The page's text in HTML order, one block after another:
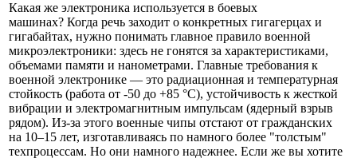
Какая же электроника используется в боевых
машинах? Когда речь заходит о конкретных гигагерцах и
гигабайтах, нужно понимать главное правило военной
микроэлектроники: здесь не гонятся за характеристиками,
объемами памяти и нанометрами. Главные требования к
военной электронике — это радиационная и температурная
стойкость (работа от -50 до +85 °C), устойчивость к жесткой
вибрации и электромагнитным импульсам (ядерный взрыв
рядом). Из-за этого военные чипы отстают от гражданских
на 10–15 лет, изготавливаясь по намного более "толстым"
техпроцессам. Но они намного надежнее. Если же вы хотите